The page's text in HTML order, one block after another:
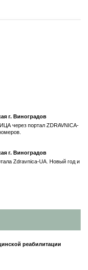
г. Виноградов
через портал ZDRAVNICA-
г. Виноградов
Zdravnica-UA. Новый год и
реабилитации